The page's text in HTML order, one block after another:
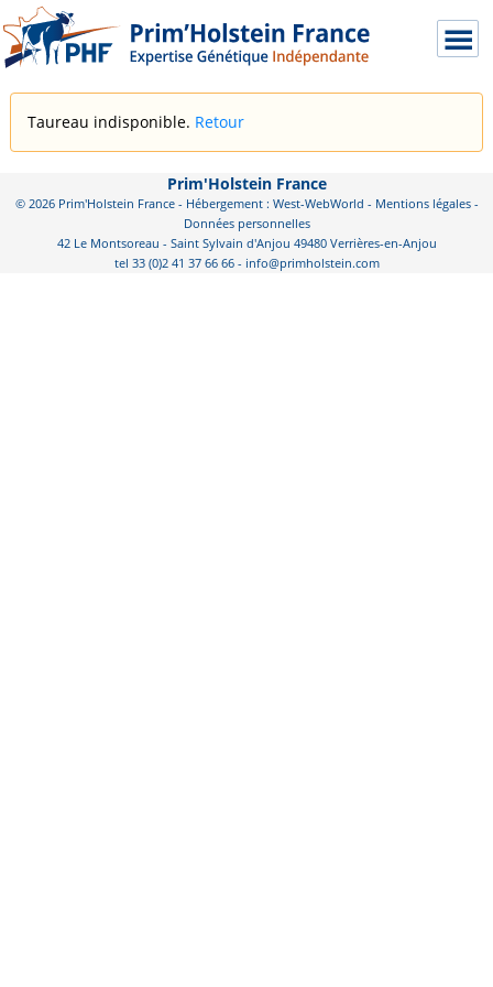
Taureau indisponible. Retour
Prim'Holstein France
© 2026 Prim'Holstein France - Hébergement : West-WebWorld - Mentions légales-
Données personnelles
42 Le Montsoreau - Saint Sylvain d'Anjou 49480 Verrières-en-Anjou
tel 33 (0)2 41 37 66 66 - info@primholstein.com